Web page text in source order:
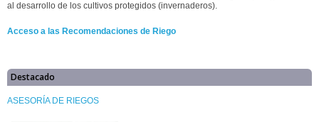
al desarrollo de los cultivos protegidos (invernaderos).
Acceso a las Recomendaciones de Riego
Destacado
ASESORÍA DE RIEGOS